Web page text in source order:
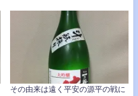
その由来は遠く平安の源平の戦に